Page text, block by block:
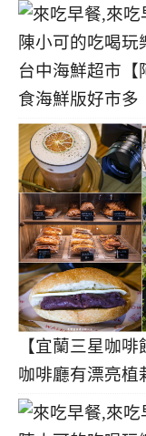
台中海鮮超市【
食海鮮版好市多
【宜蘭三星咖
咖啡廳有漂亮植